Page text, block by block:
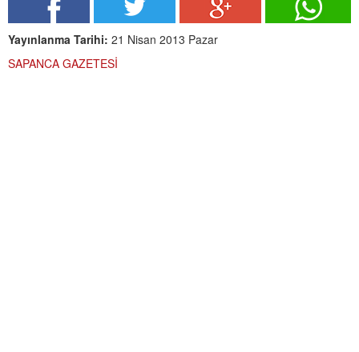
Yayınlanma Tarihi: 21 Nisan 2013 Pazar
SAPANCA GAZETESİ